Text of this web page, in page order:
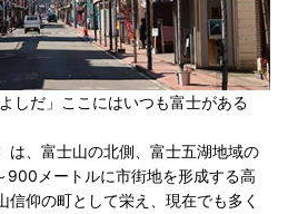
しだ」ここにはいつも富士がある
は、富士山の北側、富士五湖地域の
メートルに市街地を形成する高
信仰の町として栄え、現在でも多く